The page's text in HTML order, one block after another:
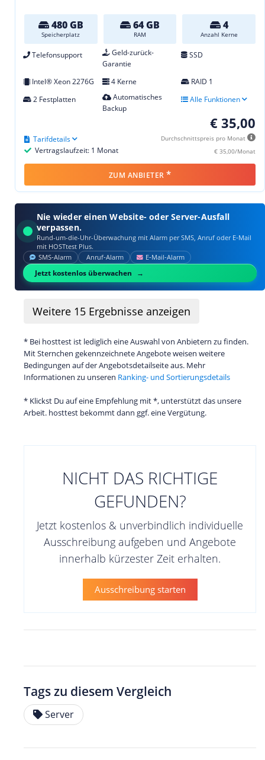
480 GB
Speicherplatz
64 GB
RAM
4
Anzahl Kerne
Telefonsupport
Geld-zurück-
Garantie
SSD
Intel® Xeon 2276G 4 Kerne
RAID 1
2 Festplatten
Automatisches
Backup
Alle Funktionen
€ 35,00
Durchschnittspreis pro Monat
€ 35,00/Monat
Vertragslaufzeit: 1 Monat
Tarifdetails
ZUM ANBIETER *
Nie wieder einen Website- oder Server-Ausfall
verpassen.
Rund-um-die-Uhr-Überwachung mit Alarm per SMS, Anruf oder E‑Mail
mit HOSTtest Plus.
SMS‑Alarm Anruf‑Alarm E‑Mail‑Alarm
Jetzt kostenlos überwachen
Weitere 15 Ergebnisse anzeigen
* Bei hosttest ist lediglich eine Auswahl von Anbietern zu finden.
Mit Sternchen gekennzeichnete Angebote weisen weitere
Bedingungen auf der Angebotsdetailseite aus. Mehr
Informationen zu unseren Ranking- und Sortierungsdetails
* Klickst Du auf eine Empfehlung mit *, unterstützt das unsere
Arbeit. hosttest bekommt dann ggf. eine Vergütung.
NICHT DAS RICHTIGE
GEFUNDEN?
Jetzt kostenlos & unverbindlich individuelle
Ausschreibung aufgeben und Angebote
innerhalb kürzester Zeit erhalten.
Ausschreibung starten
Tags zu diesem Vergleich
Server